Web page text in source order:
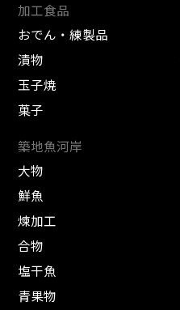
加工食品
おでん・練製品
漬物
玉子焼
菓子
築地魚河岸
大物
鮮魚
煉加工
合物
塩干魚
青果物